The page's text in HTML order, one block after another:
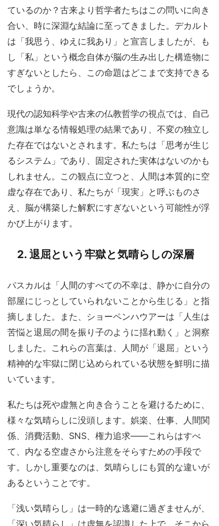
ているのか？古来より哲学者たちはこの問いに向き
合い、時に深淵な結論に至ってきました。デカルト
は「我思う、ゆえに我あり」と宣言しましたが、も
し「私」という概念自体が脳の生み出した構造物に
すぎないとしたら、この命題はどこまで支持できる
でしょうか。
現代の認知科学や古来の仏教哲学の視点では、自己
意識は単なる情報処理の結果であり、不変の独立し
た存在ではないとされます。私たちは「思考が生じ
るシステム」であり、固定された実体はないのかも
しれません。この観点に立つと、人間は本質的に空
虚な存在であり、私たちが「現実」と呼ぶものさ
え、脳が構築した解釈にすぎないという可能性が浮
かび上がります。
2. 退屈という牢獄と気晴らしの深層
パスカルは「人間のすべての不幸は、静かに自分の
部屋にじっとしていられないことから生じる」と指
摘しました。また、ショーペンハウアーは「人生は
苦悩と退屈の間を振り子のように揺れ動く」と洞察
しました。これらの言葉は、人間が「退屈」という
精神的な牢獄に閉じ込められている状態を鮮明に描
いています。
私たちは死や虚無と向き合うことを避けるために、
様々な気晴らしに没頭します。娯楽、仕事、人間関
係、消費活動、SNS、権力追求——これらはすべ
て、内なる空虚さから注意をそらすための手段で
す。しかし重要なのは、気晴らしにも質的な違いが
あるということです。
「浅い気晴らし」は一時的な逃避に過ぎませんが、
「深い気晴らし」は虚無を認識した上で、そこから